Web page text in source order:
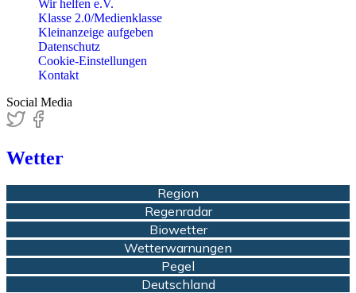
Wir helfen e.V.
Klasse 2.0/Medienklasse
Kleinanzeige aufgeben
Datenschutz
Cookie-Einstellungen
Kontakt
Social Media
Wetter
Region
Regenradar
Biowetter
Wetterwarnungen
Pegel
Deutschland